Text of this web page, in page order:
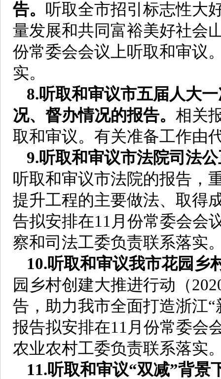
告。 听取全市招引标志性大
量发展和共同富裕美好社会
份常委会会议上听取和审议
实。
8.听取和审议市五届人大
况、督办情况的报告。 相关
取和审议。有关准备工作由
9.听取和审议市法院司法
听取和审议市法院的报告，
提升工程的主要做法、取得
告拟安排在11月份常委会会
察和司法工委负责联系落实
10.听取和审议我市花园乡
园乡村创建大推进行动（
告，助力我市全面打造浙江
报告拟安排在11月份常委会
农业农村工委负责联系落实
11.听取和审议“双减”背景